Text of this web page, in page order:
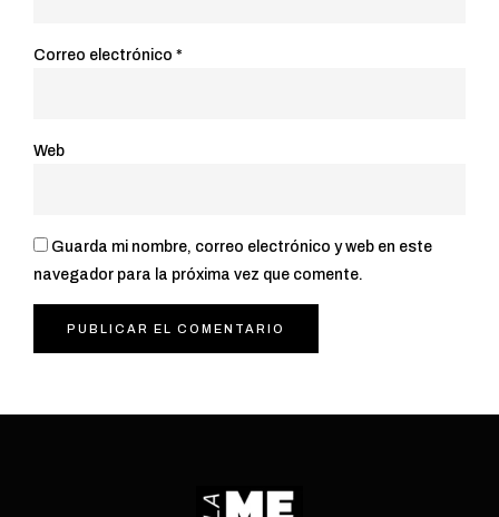
Correo electrónico *
Web
Guarda mi nombre, correo electrónico y web en este
navegador para la próxima vez que comente.